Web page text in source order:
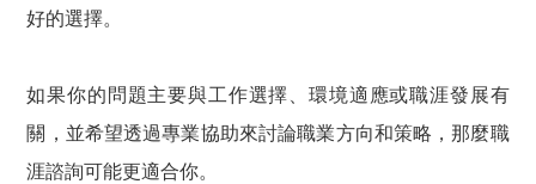
好的選擇。
如果你的問題主要與工作選擇、環境適應或職涯發展有
關 ，並希望透過專業協助來討論職業方向和策略，那麼職
涯諮詢可能更適合你。